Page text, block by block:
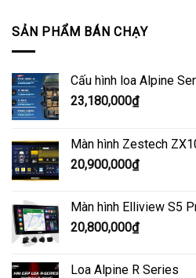
SẢN PHẨM BÁN CHẠY
Cấu hình loa Alpine
23,180,000₫
Màn hình Zestech
20,900,000₫
Màn hình Elliview S5
20,800,000₫
Loa Alpine R Series